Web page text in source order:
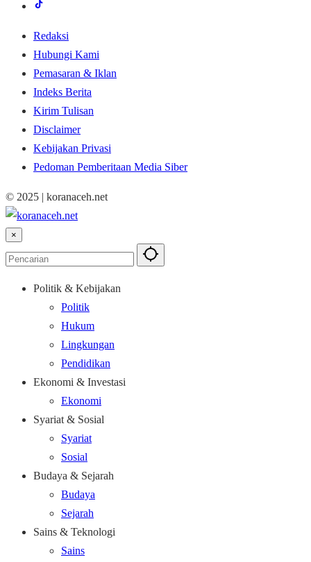
Redaksi
Hubungi Kami
Pemasaran & Iklan
Indeks Berita
Kirim Tulisan
Disclaimer
Kebijakan Privasi
Pedoman Pemberitaan Media Siber
© 2025 | koranaceh.net
×
Politik & Kebijakan
Politik
Hukum
Lingkungan
Pendidikan
Ekonomi & Investasi
Ekonomi
Syariat & Sosial
Syariat
Sosial
Budaya & Sejarah
Budaya
Sejarah
Sains & Teknologi
Sains